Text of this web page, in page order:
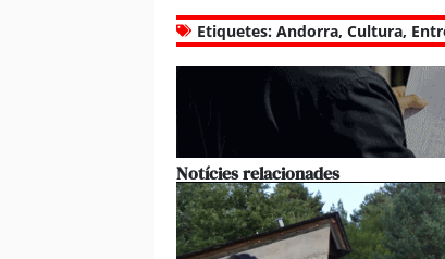
Etiquetes: Andorra, Cultura,
Notícies relacionades